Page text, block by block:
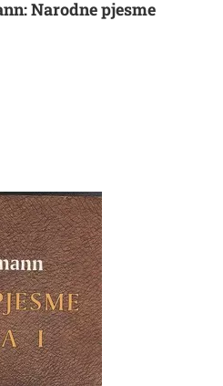
Narodne pjesme